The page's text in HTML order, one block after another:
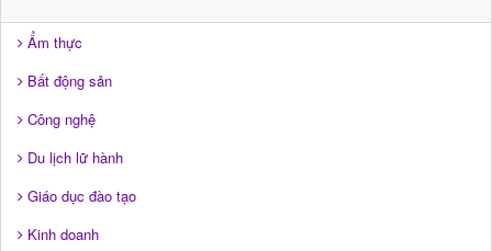
Ẩm thực
Bất động sản
Công nghệ
Du lịch lữ hành
Giáo dục đào tạo
Kinh doanh